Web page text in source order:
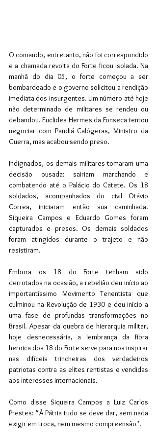
O comando, entretanto, não foi correspondido
e a chamada revolta do Forte ficou isolada. Na
manhã do dia 05, o forte começou a ser
bombardeado e o governo solicitou a rendição
imediata dos insurgentes. Um número até hoje
não determinado de militares se rendeu ou
debandou. Euclides Hermes da Fonseca tentou
negociar com Pandiá Calógeras, Ministro da
Guerra, mas acabou sendo preso.
Indignados, os demais militares tomaram uma
decisão ousada: sairiam marchando e
combatendo até o Palácio do Catete. Os 18
soldados, acompanhados do civil Otávio
Correa, iniciaram então sua caminhada.
Siqueira Campos e Eduardo Gomes foram
capturados e presos. Os demais soldados
foram atingidos durante o trajeto e não
resistiram.
Embora os 18 do Forte tenham sido
derrotados na ocasião, a rebelião deu início ao
importantíssimo Movimento Tenentista que
culminou na Revolução de 1930 e deu início a
uma fase de profundas transformações no
Brasil. Apesar da quebra de hierarquia militar,
hoje desnecessária, a lembrança da fibra
heroica dos 18 do Forte serve para nos inspirar
nas difíceis trincheiras dos verdadeiros
patriotas contra as elites rentistas e vendidas
aos interesses internacionais.
Como disse Siqueira Campos a Luiz Carlos
Prestes: "À Pátria tudo se deve dar, sem nada
exigir em troca, nem mesmo compreensão".